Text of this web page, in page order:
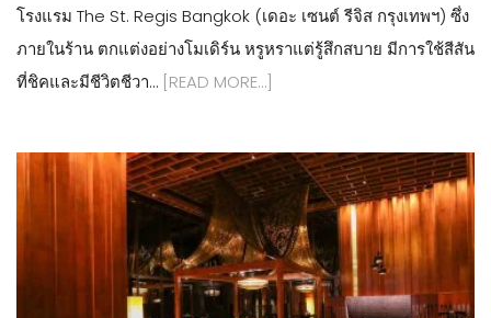
โรงแรม The St. Regis Bangkok (เดอะ เซนต์ รีจิส กรุงเทพฯ) ซึ่ง
ภายในร้าน ตกแต่งอย่างโมเดิร์น หรูหราแต่รู้สึกสบาย มีการใช้สีสัน
ที่ชิคและมีชีวิตชีวา… [READ MORE…]